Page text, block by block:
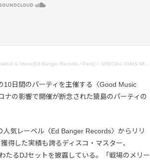
& Irfane(Ed Banger Records / Paris) – SPECIAL XMAS MIX – Dec 2020
10日間のパーティを主催する〈Good Music
ナの影響で開催が断念された猿島のパーティの
気レーベル〈Ed Banger Records〉からリリ
得した実績も誇るディスコ・マスター、
たるDJセットを披露している。「戦場のメリー